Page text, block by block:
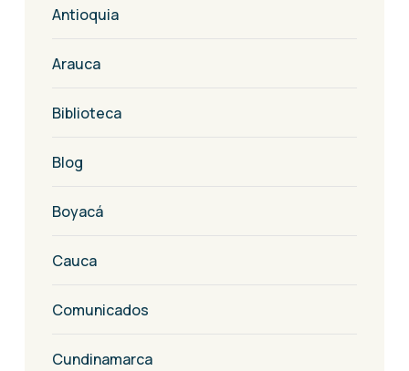
Antioquia
Arauca
Biblioteca
Blog
Boyacá
Cauca
Comunicados
Cundinamarca